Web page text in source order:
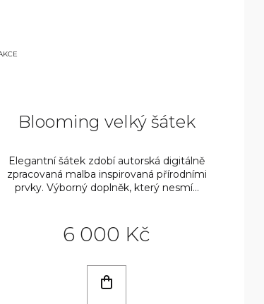
Blooming velký šátek
6 000 Kč
Elegantní šátek zdobí autorská digitálně
zpracovaná malba inspirovaná přírodními
prvky. Výborný doplněk, který nesmí...